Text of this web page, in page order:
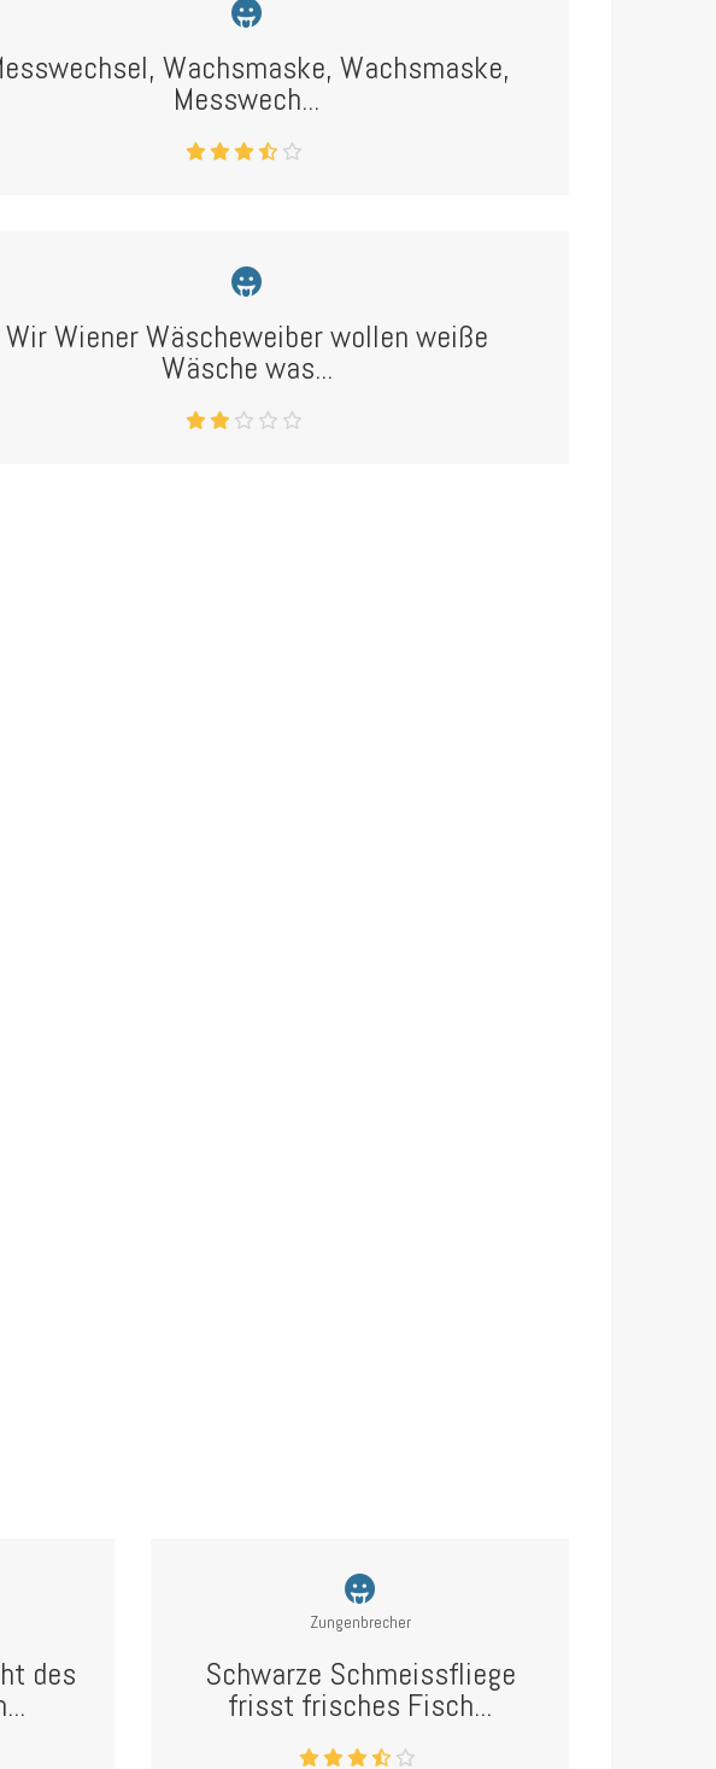
Wachsmaske, Wachsmaske,
Messwech...
Wir Wiener Wäscheweiber wollen weiße
Wäsche was...
des
Zungenbrecher
Schwarze Schmeissfliege
frisst frisches Fisch...